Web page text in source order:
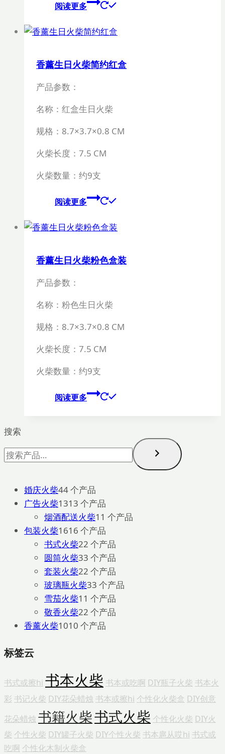
阅读更多
香薰生日火柴简约红盒
产品参数：
名称：红盒生日火柴
规格： 8.7×3.7×0.8 CM
火柴长度： 7.5 CM
火柴数量：约9支
阅读更多
香薰生日火柴粉色盒装
产品参数：
名称：粉色生日火柴
规格： 8.7×3.7×0.8 CM
火柴长度： 7.5 CM
火柴数量：约9支
阅读更多
搜索
婚庆火柴44 个产品
广告火柴1313 个产品
烟酒配送火柴1 1 个产品
包装火柴1616 个产品
书式火柴22 个产品
圆筒火柴33 个产品
套装火柴22 个产品
玻璃瓶火柴33 个产品
雪茄火柴1 1 个产品
敬香火柴22 个产品
香薰火柴1010 个产品
标签云
书式或擦hi 书本火柴 书本或吃啊 DIY瓶子火柴 书本火
彩 书记火柴 DIY花朵蜡烛 书本或擦hi 个性化火柴盒 DIY创意
花朵蜡烛 书籍火柴书式火柴 个性化火柴 DIY火
柴 个性火柴 DIY罐子火柴 DIY个性火柴 书本扈从哎hi 书式或
吃啊 个性化木制火柴盒